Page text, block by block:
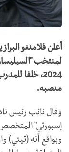
أعلن فلامنغو
لمنتخب
2024، خلفا
منصبه.
وقال نائب رئيس
إسبورتي"
وبواقع أنه (تيتي)